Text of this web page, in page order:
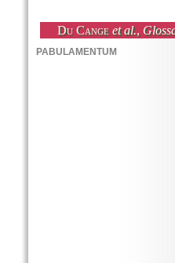
Du Cange et al.,